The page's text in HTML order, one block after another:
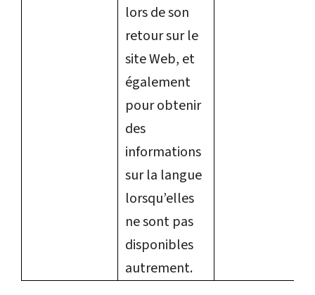
lors de son
retour sur le
site Web, et
également
pour obtenir
des
informations
sur la langue
lorsqu’elles
ne sont pas
disponibles
autrement.